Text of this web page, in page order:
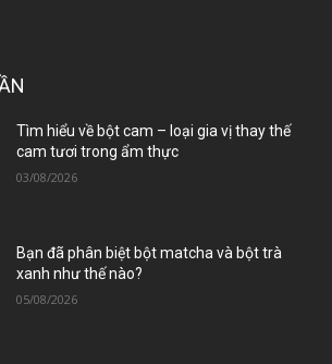
Tìm hiểu về bột cam – loại gia vị thay thế
cam tươi trong ẩm thực
03/08/2026
Bạn đã phân biệt bột matcha và bột trà
xanh như thế nào?
05/08/2026